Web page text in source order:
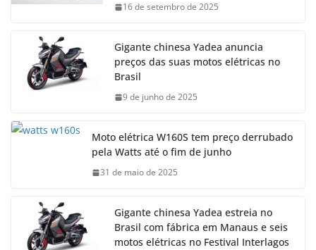
16 de setembro de 2025
Gigante chinesa Yadea anuncia
preços das suas motos elétricas no
Brasil
9 de junho de 2025
Moto elétrica W160S tem preço derrubado
pela Watts até o fim de junho
31 de maio de 2025
Gigante chinesa Yadea estreia no
Brasil com fábrica em Manaus e seis
motos elétricas no Festival Interlagos